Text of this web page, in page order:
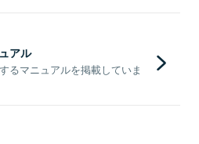
アル
るマニュアルを掲載していま